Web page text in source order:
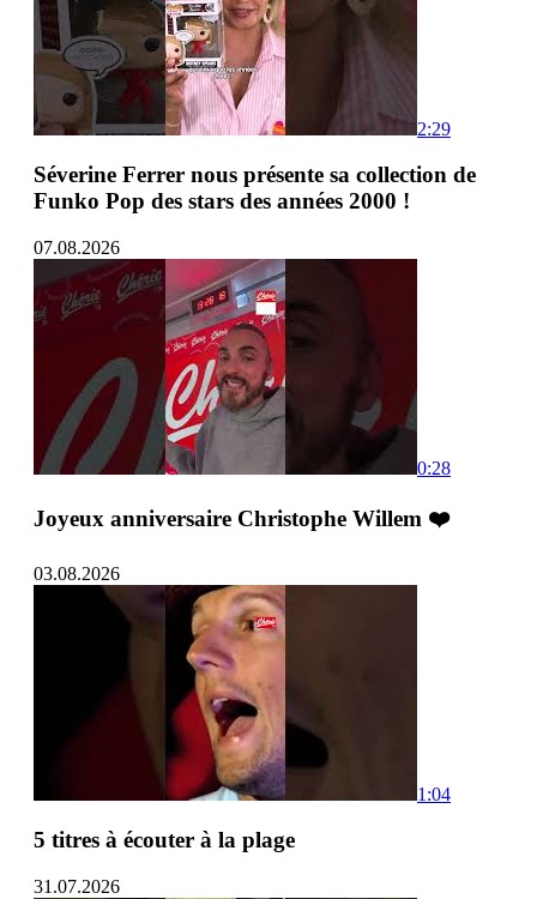
2:29
Séverine Ferrer nous présente sa collection de
Funko Pop des stars des années 2000 !
07.08.2026
0:28
Joyeux anniversaire Christophe Willem ❤️
03.08.2026
1:04
5 titres à écouter à la plage
31.07.2026